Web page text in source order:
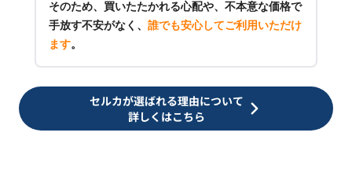
そのため、買いたたかれる心配や、不本意な価格で
手放す不安がなく、 誰でも安心してご利用いただけ
ます。
セルカが選ばれる理由について
詳しくはこちら